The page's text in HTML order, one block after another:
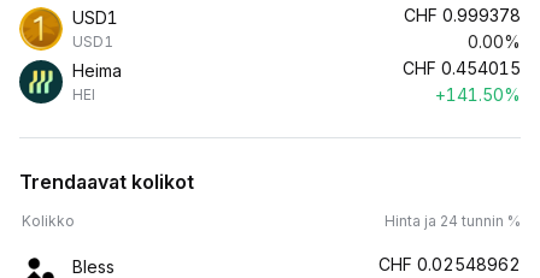
USD1
USD1
CHF 0.999378
0.00%
Heima
HEI
CHF 0.454015
+141.50%
Trendaavat kolikot
Kolikko Hinta ja 24 tunnin %
Bless CHF 0.02548962